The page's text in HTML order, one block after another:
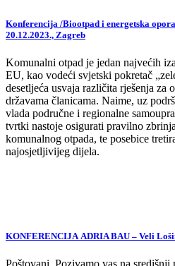
Konferencija /Biootpad i energetska
20.12.2023., Zagreb
Komunalni otpad je jedan najvećih
EU, kao vodeći svjetski pokretač
desetljeća usvaja različita rješenja za
državama članicama. Naime, uz
vlada područne i regionalne
tvrtki nastoje osigurati pravilno
komunalnog otpada, te posebice
najosjetljivijeg dijela.
KONFERENCIJA ADRIA BAU – Veli
Poštovani, Pozivamo vas na središnji